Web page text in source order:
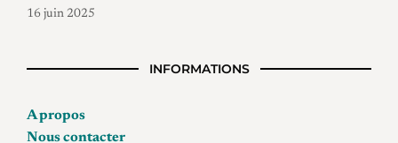
16 juin 2025
INFORMATIONS
A propos
Nous contacter